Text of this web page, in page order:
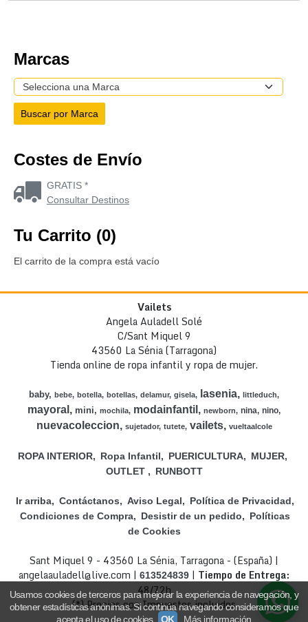
Marcas
Costes de Envío
GRATIS *
Consultar Destinos
Tu Carrito (0)
El carrito de la compra está vacío
Vailets
Angela Auladell Solé
C/Sant Miquel 9
43560 La Sénia (Tarragona)
Tienda online de ropa infantil y ropa de mujer.
baby bebe botella botellas delamur gisela lasenia littleduch
mayoral mini mochila modainfantil newborn nina nino
nuevacoleccion sujetador tutete vailets vueltaalcole
ROPA INTERIOR Ropa Infantil PUERICULTURA
MUJER
OUTLET
RUNBOTT
Ir arriba Contáctanos Aviso Legal
Política de Privacidad
Condiciones de Compra
Desistir de un pedido
Políticas
de Cookies
Sant Miquel 9 - 43560 La Sénia, Tarragona - (España) |
angelaauladell@live.com | 613524839 | Tiempo de Entrega:
48/72h
(*) Precios con Impuestos incluidos
Usamos cookies de terceros para mejorar la experiencia de navegación, y
obtener estadísticas anónimas. Si continúa navegando consideramos que
acepta el uso de cookies.
OK Más información